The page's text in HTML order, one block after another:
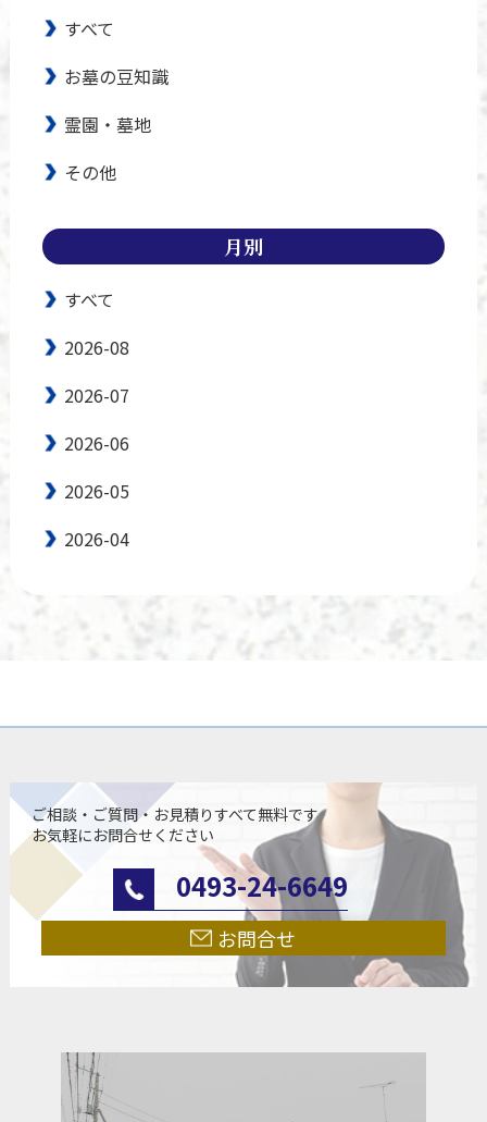
すべて
お墓の豆知識
霊園・墓地
その他
月別
すべて
2026-08
2026-07
2026-06
2026-05
2026-04
ご相談・ご質問・お見積りすべて無料です
お気軽にお問合せください
0493-24-6649
お問合せ